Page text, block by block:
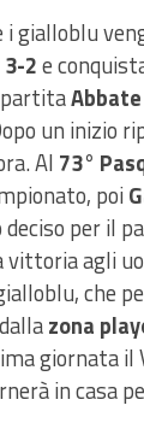
i gialloblu
3-2e
partita
un inizio
Al 73°
poi
per il
vittoria agli
che
zona
giornata il
in casa